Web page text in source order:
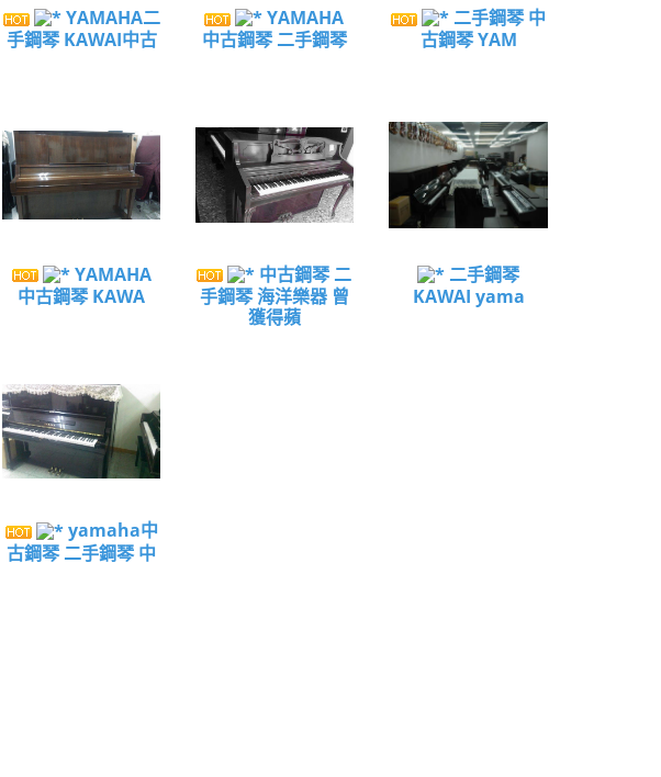
YAMAHA二
手鋼琴 KAWAI中古
YAMAHA
中古鋼琴 二手鋼琴
二手鋼琴 中
古鋼琴 YAM
YAMAHA
中古鋼琴 KAWA
中古鋼琴 二
手鋼琴 海洋樂器 曾
獲得蘋
二手鋼琴
KAWAI yama
yamaha中
古鋼琴 二手鋼琴 中